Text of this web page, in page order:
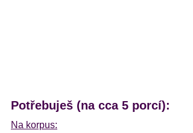
Potřebuješ (na cca 5 porcí):
Na korpus: